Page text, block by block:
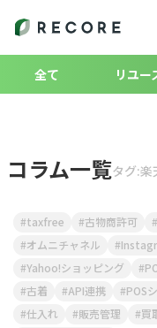
コラム一覧タグ:楽
taxfree 古物商許可
オムニチャネル
Yahoo!ショッピング
古着
API連携 POS
仕入れ
販売管理 買
全て リユー